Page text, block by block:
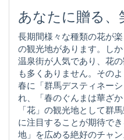
あなたに贈る、
長期間様々な種類の花が
の観光地があります。し
温泉街が人気であり、花
も多くありません。その
春に「群馬デスティネー
れ、「春のぐんまは華ざ
「花」の観光地として群
に注目することが期待で
地」を広める絶好のチャ